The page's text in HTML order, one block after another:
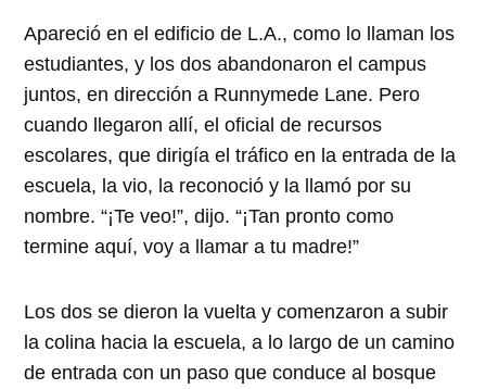
Apareció en el edificio de L.A., como lo llaman los
estudiantes, y los dos abandonaron el campus
juntos, en dirección a Runnymede Lane. Pero
cuando llegaron allí, el oficial de recursos
escolares, que dirigía el tráfico en la entrada de la
escuela, la vio, la reconoció y la llamó por su
nombre. “¡Te veo!”, dijo. “¡Tan pronto como
termine aquí, voy a llamar a tu madre!”
Los dos se dieron la vuelta y comenzaron a subir
la colina hacia la escuela, a lo largo de un camino
de entrada con un paso que conduce al bosque